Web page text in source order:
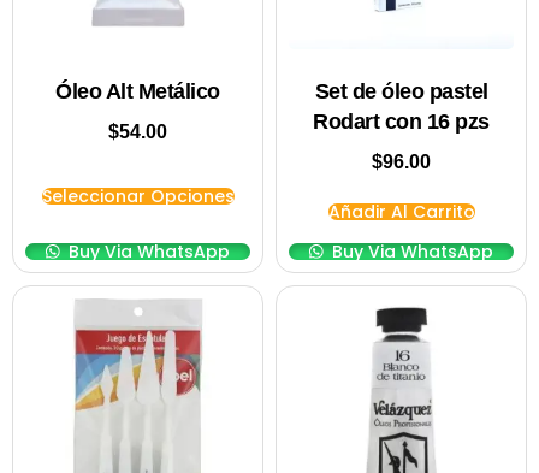
Óleo Alt Metálico
$54.00
Seleccionar Opciones
Buy Via WhatsApp
Set de óleo pastel
Rodart con 16 pzs
$96.00
Añadir Al Carrito
Buy Via WhatsApp